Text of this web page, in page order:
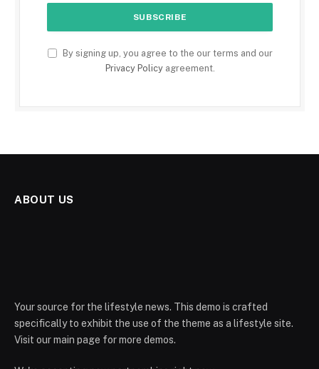
By signing up, you agree to the our terms and our
Privacy Policyagreement.
ABOUT US
Your source for the lifestyle news. This demo is crafted
specifically to exhibit the use of the theme as a lifestyle site.
Visit our main page for more demos.